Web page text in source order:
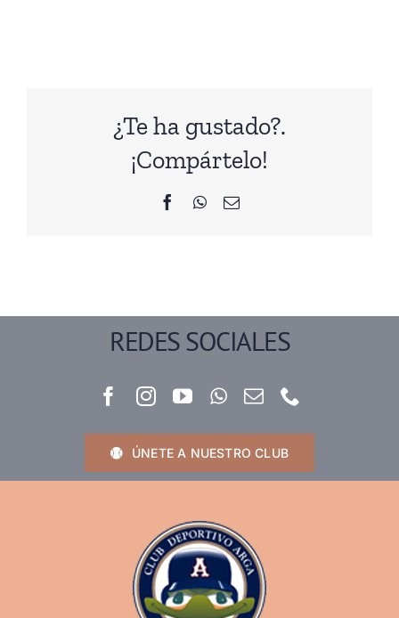
¿Te ha gustado?.
¡Compártelo!
Facebook
WhatsApp
Correo
REDES SOCIALES
ÚNETE A NUESTRO CLUB